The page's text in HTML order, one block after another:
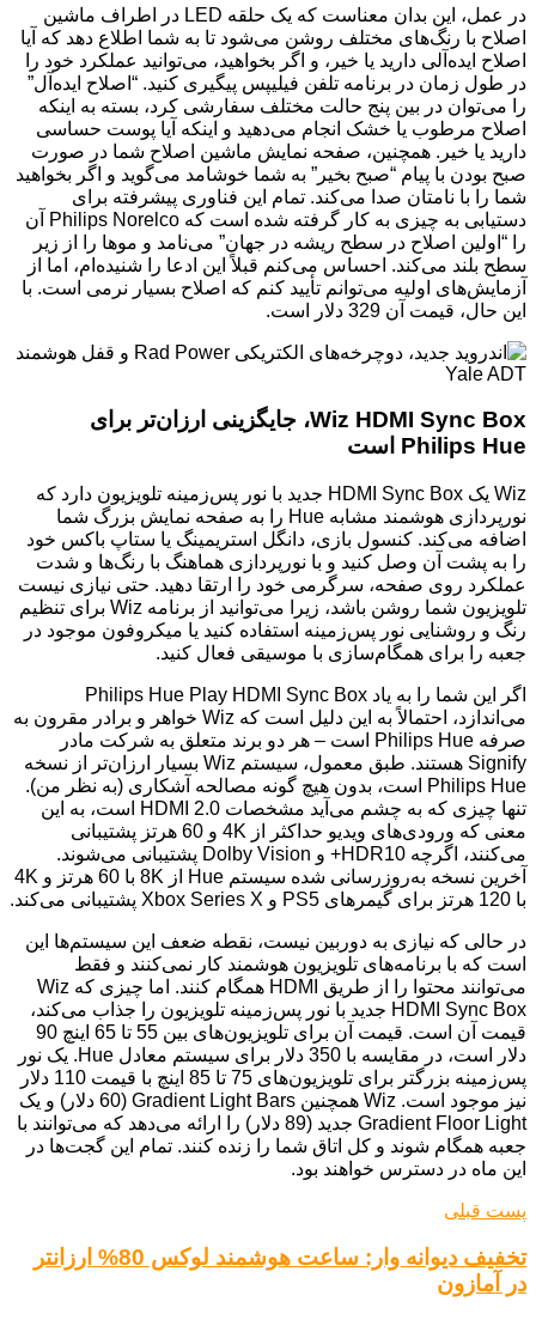
در عمل، این بدان معناست که یک حلقه LED در اطراف ماشین
اصلاح با رنگ‌های مختلف روشن می‌شود تا به شما اطلاع دهد که آیا
اصلاح ایده‌آلی دارید یا خیر، و اگر بخواهید، می‌توانید عملکرد خود را
در طول زمان در برنامه تلفن فیلیپس پیگیری کنید. “اصلاح ایده‌آل”
را می‌توان در بین پنج حالت مختلف سفارشی کرد، بسته به اینکه
اصلاح مرطوب یا خشک انجام می‌دهید و اینکه آیا پوست حساسی
دارید یا خیر. همچنین، صفحه نمایش ماشین اصلاح شما در صورت
صبح بودن با پیام “صبح بخیر” به شما خوشامد می‌گوید و اگر بخواهید
شما را با نامتان صدا می‌کند. تمام این فناوری پیشرفته برای
دستیابی به چیزی به کار گرفته شده است که Philips Norelco آن
را “اولین اصلاح در سطح ریشه در جهان” می‌نامد و موها را از زیر
سطح بلند می‌کند. احساس می‌کنم قبلاً این ادعا را شنیده‌ام، اما از
آزمایش‌های اولیه می‌توانم تأیید کنم که اصلاح بسیار نرمی است. با
این حال، قیمت آن 329 دلار است.
Wiz HDMI Sync Box، جایگزینی ارزان‌تر برای
Philips Hue است
Wiz یک HDMI Sync Box جدید با نور پس‌زمینه تلویزیون دارد که
نورپردازی هوشمند مشابه Hue را به صفحه نمایش بزرگ شما
اضافه می‌کند. کنسول بازی، دانگل استریمینگ یا ستاپ باکس خود
را به پشت آن وصل کنید و با نورپردازی هماهنگ با رنگ‌ها و شدت
عملکرد روی صفحه، سرگرمی خود را ارتقا دهید. حتی نیازی نیست
تلویزیون شما روشن باشد، زیرا می‌توانید از برنامه Wiz برای تنظیم
رنگ و روشنایی نور پس‌زمینه استفاده کنید یا میکروفون موجود در
جعبه را برای همگام‌سازی با موسیقی فعال کنید.
اگر این شما را به یاد Philips Hue Play HDMI Sync Box
می‌اندازد، احتمالاً به این دلیل است که Wiz خواهر و برادر مقرون به
صرفه Philips Hue است – هر دو برند متعلق به شرکت مادر
Signify هستند. طبق معمول، سیستم Wiz بسیار ارزان‌تر از نسخه
Philips Hue است، بدون هیچ گونه مصالحه آشکاری (به نظر من).
تنها چیزی که به چشم می‌آید مشخصات HDMI 2.0 است، به این
معنی که ورودی‌های ویدیو حداکثر از 4K و 60 هرتز پشتیبانی
می‌کنند، اگرچه HDR10+ و Dolby Vision پشتیبانی می‌شوند.
آخرین نسخه به‌روزرسانی شده سیستم Hue از 8K با 60 هرتز و 4K
با 120 هرتز برای گیمرهای PS5 و Xbox Series X پشتیبانی می‌کند.
در حالی که نیازی به دوربین نیست، نقطه ضعف این سیستم‌ها این
است که با برنامه‌های تلویزیون هوشمند کار نمی‌کنند و فقط
می‌توانند محتوا را از طریق HDMI همگام کنند. اما چیزی که Wiz
HDMI Sync Box جدید با نور پس‌زمینه تلویزیون را جذاب می‌کند،
قیمت آن است. قیمت آن برای تلویزیون‌های بین 55 تا 65 اینچ 90
دلار است، در مقایسه با 350 دلار برای سیستم معادل Hue. یک نور
پس‌زمینه بزرگتر برای تلویزیون‌های 75 تا 85 اینچ با قیمت 110 دلار
نیز موجود است. Wiz همچنین Gradient Light Bars (60 دلار) و یک
Gradient Floor Light جدید (89 دلار) را ارائه می‌دهد که می‌توانند با
جعبه همگام شوند و کل اتاق شما را زنده کنند. تمام این گجت‌ها در
این ماه در دسترس خواهند بود.
پست قبلی
تخفیف دیوانه وار: ساعت هوشمند لوکس 80% ارزانتر
در آمازون